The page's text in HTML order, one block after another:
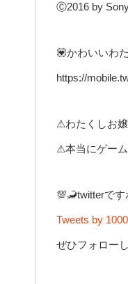
Ⓒ2016 by
💟かわいいわ
https://
⚠わたくしお
⚠本当にゲー
💯🦂twitterです
Tweets by
ぜひフォロー